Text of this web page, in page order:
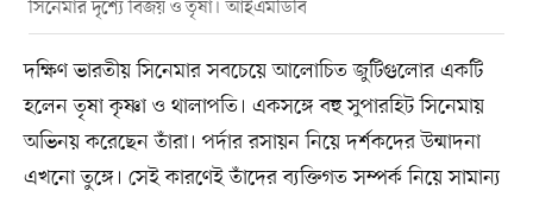
সিনেমার দৃশ্যে বিজয় ও তৃষা। আইএমডিবি
দক্ষিণ ভারতীয় সিনেমার সবচেয়ে আলোচিত জুটিগুলোর একটি
হলেন তৃষা কৃষ্ণা ও থালাপতি। একসঙ্গে বহু সুপারহিট সিনেমায়
অভিনয় করেছেন তাঁরা। পর্দার রসায়ন নিয়ে দর্শকদের উন্মাদনা
এখনো তুঙ্গে। সেই কারণেই তাঁদের ব্যক্তিগত সম্পর্ক নিয়ে সামান্য